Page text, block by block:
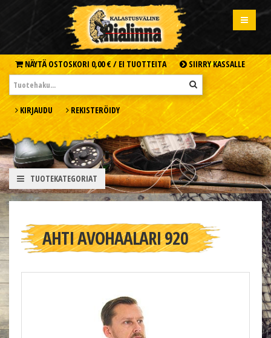
NÄYTÄ OSTOSKORI 0,00 € / EI TUOTTEITA SIIRRY KASSALLE
KIRJAUDU REKISTERÖIDY
TUOTEKATEGORIAT
AHTI AVOHAALARI 920